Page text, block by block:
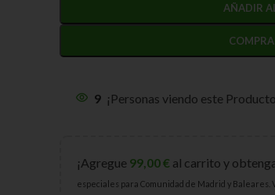
AÑADIR
9 ¡Personas viendo este
¡Agregue 99,00€ al carrito y
especiales para Comunidad de Madrid y Baleares.